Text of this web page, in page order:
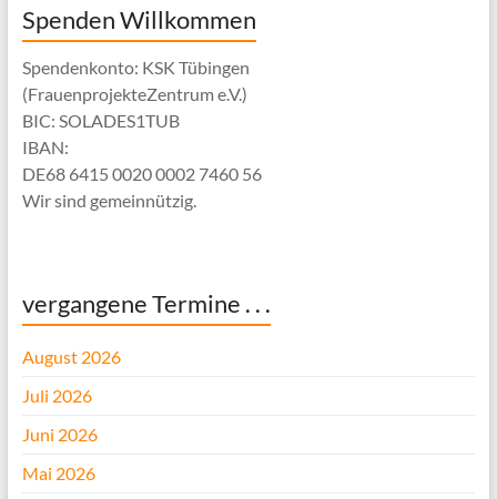
Spenden Willkommen
Spendenkonto: KSK Tübingen
(FrauenprojekteZentrum e.V.)
BIC: SOLADES1TUB
IBAN:
DE68 6415 0020 0002 7460 56
Wir sind gemeinnützig.
vergangene Termine . . .
August 2026
Juli 2026
Juni 2026
Mai 2026